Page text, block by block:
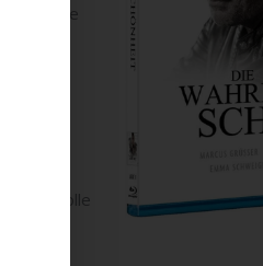
der Lage
die Rolle